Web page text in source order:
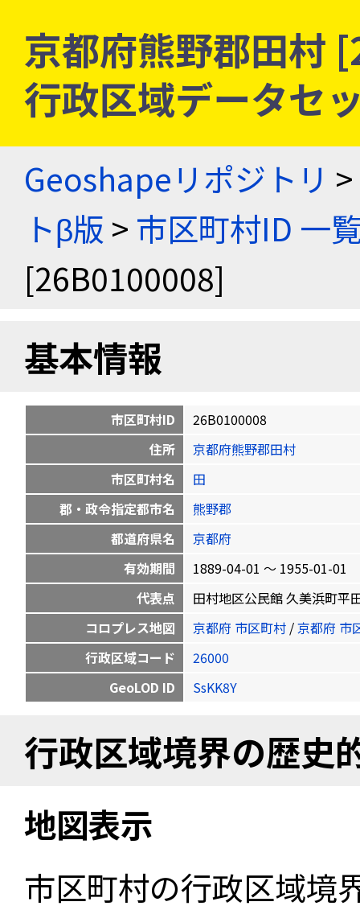
京都府熊野郡田村
行政区域データセ
Geoshapeリポジトリ >
トβ版 > 市区町村ID 一
[26B0100008]
基本情報
市区町村ID
26B0100008
住所
京都府熊野郡田村
市区町村名
田
郡・政令指定都市名
熊野郡
都道府県名
京都府
有効期間
1889-04-01 〜 1955-01-01
代表点
田村地区公民館 久美浜町平
コロプレス地図
京都府 市区町村 /京都府 市
行政区域コード
26000
GeoLOD ID
SsKK8Y
行政区域境界の歴史
地図表示
市区町村の行政区域境